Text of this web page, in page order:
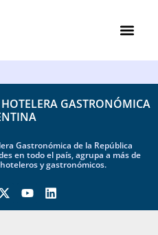
GASTRONÓMICA
Gastronómica de la República
en todo el país, agrupa a más de
y gastronómicos.